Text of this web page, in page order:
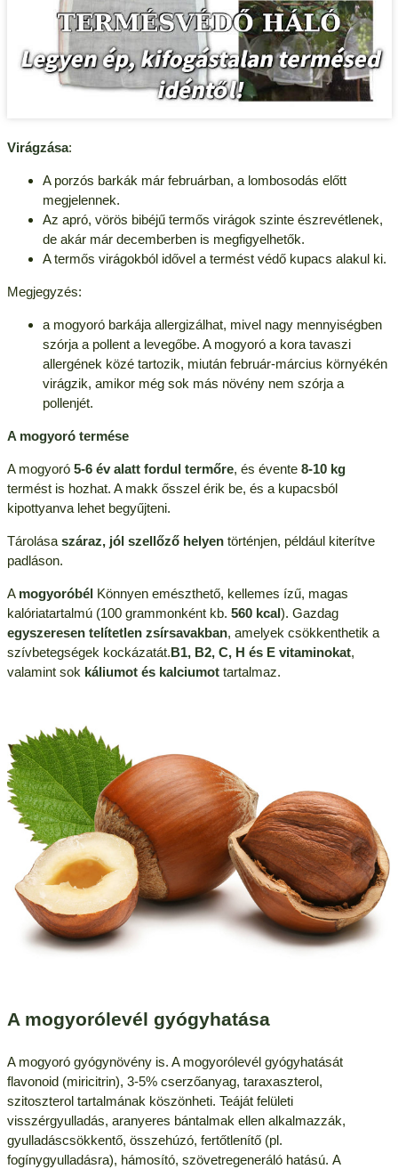
Virágzása:
A porzós barkák már februárban, a lombosodás előtt
megjelennek.
Az apró, vörös bibéjű termős virágok szinte észrevétlenek,
de akár már decemberben is megfigyelhetők.
A termős virágokból idővel a termést védő kupacs alakul ki.
Megjegyzés:
a mogyoró barkája allergizálhat, mivel nagy mennyiségben
szórja a pollent a levegőbe. A mogyoró a kora tavaszi
allergének közé tartozik, miután február-március környékén
virágzik, amikor még sok más növény nem szórja a
pollenjét.
A mogyoró termése
A mogyoró 5-6 év alatt fordul termőre, és évente 8-10 kg
termést is hozhat. A makk ősszel érik be, és a kupacsból
kipottyanva lehet begyűjteni.
Tárolásaszáraz, jól szellőző helyentörténjen, például kiterítve
padláson.
A mogyoróbél Könnyen emészthető, kellemes ízű, magas
kalóriatartalmú (100 grammonként kb. 560 kcal). Gazdag
egyszeresen telítetlen zsírsavakban, amelyek csökkenthetik a
szívbetegségek kockázatát. B1, B2, C, H és E vitaminokat,
valamint sok káliumot és kalciumottartalmaz.
A mogyorólevél gyógyhatása
A mogyoró gyógynövény is. A mogyorólevél gyógyhatását
flavonoid (miricitrin), 3-5% cserzőanyag, taraxaszterol,
szitoszterol tartalmának köszönheti. Teáját felületi
visszérgyulladás, aranyeres bántalmak ellen alkalmazzák,
gyulladáscsökkentő, összehúzó, fertőtlenítő (pl.
fogínygyulladásra), hámosító, szövetregeneráló hatású. A